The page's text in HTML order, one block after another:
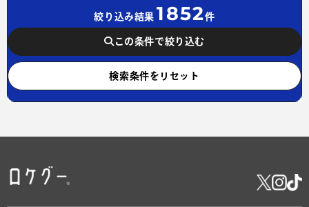
絞り込み結果 1852件
この条件で絞り込む
検索条件をリセット